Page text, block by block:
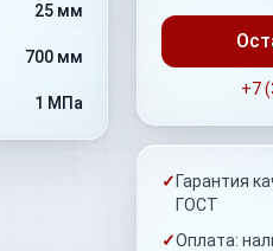
25 мм
700 мм
1 МПа
+7
✓ Гарантия
ГОСТ
✓Оплата: